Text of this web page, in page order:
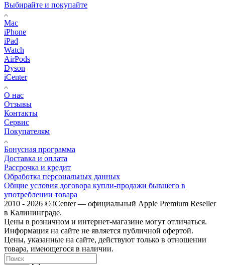
Выбирайте и покупайте
Mac
iPhone
iPad
Watch
AirPods
Dyson
iCenter
О нас
Отзывы
Контакты
Сервис
Покупателям
Бонусная программа
Доставка и оплата
Рассрочка и кредит
Обработка персональных данных
Общие условия договора купли-продажи бывшего в
употреблении товара
2010 - 2026 © iCenter — официальный Apple Premium Reseller
в Калининграде.
Цены в розничном и интернет-магазине могут отличаться.
Информация на сайте не является публичной офертой.
Цены, указанные на сайте, действуют только в отношении
товара, имеющегося в наличии.